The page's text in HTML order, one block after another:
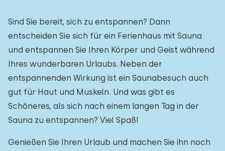
Sind Sie bereit, sich zu entspannen? Dann
entscheiden Sie sich für ein Ferienhaus mit Sauna
und entspannen Sie Ihren Körper und Geist während
Ihres wunderbaren Urlaubs. Neben der
entspannenden Wirkung ist ein Saunabesuch auch
gut für Haut und Muskeln. Und was gibt es
Schöneres, als sich nach einem langen Tag in der
Sauna zu entspannen? Viel Spaß!
Genießen Sie Ihren Urlaub und machen Sie ihn noch